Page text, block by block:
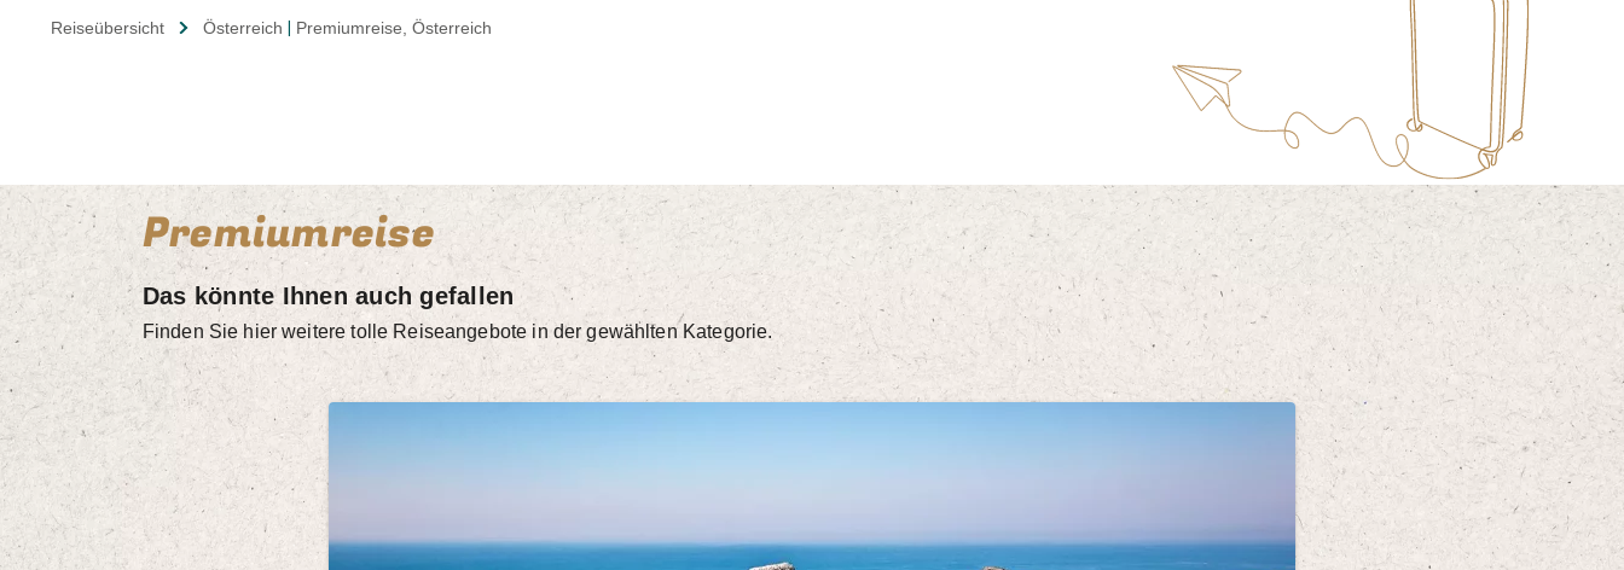
Reiseübersicht Österreich Premiumreise , Österreich
Premiumreise
Das könnte Ihnen auch gefallen
Finden Sie hier weitere tolle Reiseangebote in der gewählten Kategorie.